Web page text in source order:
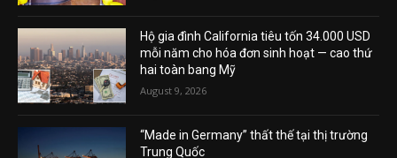
Hộ gia đình California tiêu tốn 34.000 USD
mỗi năm cho hóa đơn sinh hoạt — cao thứ
hai toàn bang Mỹ
August 9, 2026
“Made in Germany” thất thế tại thị trường
Trung Quốc